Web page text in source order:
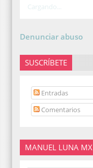
Cargando...
Denunciar abuso
SUSCRÍBETE
Entradas
Comentarios
MANUEL LUNA MX